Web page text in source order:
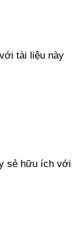
tài liệu này
sẻ hữu ích với